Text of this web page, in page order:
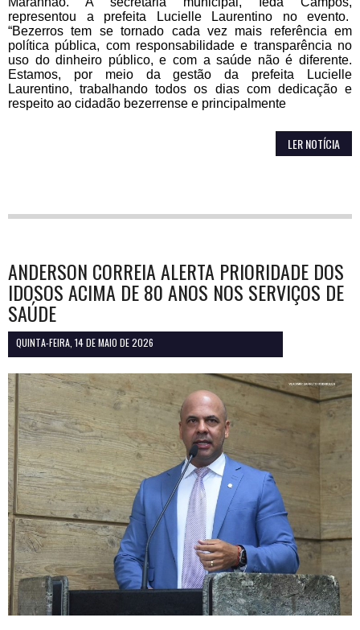
representou a prefeita Lucielle Laurentino no evento.
“Bezerros tem se tornado cada vez mais referência em
política pública, com responsabilidade e transparência no
uso do dinheiro público, e com a saúde não é diferente.
Estamos, por meio da gestão da prefeita Lucielle
Laurentino, trabalhando todos os dias com dedicação e
respeito ao cidadão bezerrense e principalmente
LER NOTÍCIA
ANDERSON CORREIA ALERTA PRIORIDADE DOS
IDOSOS ACIMA DE 80 ANOS NOS SERVIÇOS DE
SAÚDE
QUINTA-FEIRA, 14 DE MAIO DE 2026